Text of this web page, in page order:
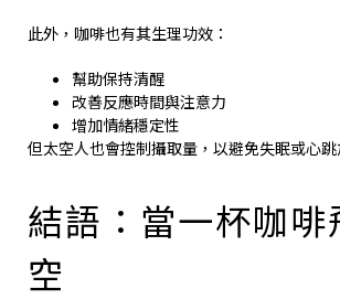
此外，咖啡也有其生理功效：
幫助保持清醒
改善反應時間與注意力
增加情緒穩定性
但太空人也會控制攝取量，以避免失眠或心跳
結語：當一杯咖啡
空